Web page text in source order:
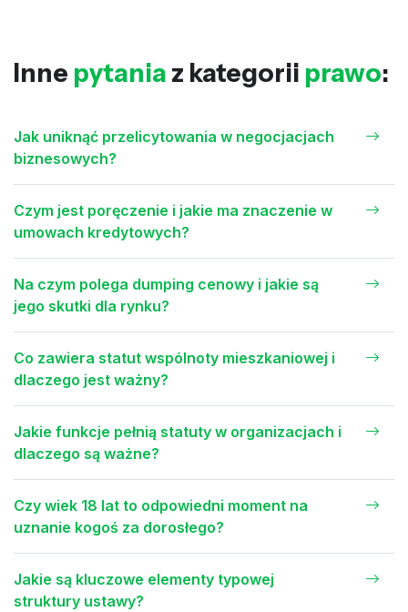
Inne pytania z kategorii prawo:
Jak uniknąć przelicytowania w negocjacjach
biznesowych?
Czym jest poręczenie i jakie ma znaczenie w
umowach kredytowych?
Na czym polega dumping cenowy i jakie są
jego skutki dla rynku?
Co zawiera statut wspólnoty mieszkaniowej i
dlaczego jest ważny?
Jakie funkcje pełnią statuty w organizacjach i
dlaczego są ważne?
Czy wiek 18 lat to odpowiedni moment na
uznanie kogoś za dorosłego?
Jakie są kluczowe elementy typowej
struktury ustawy?